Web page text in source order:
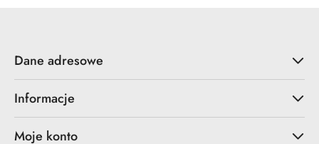
Dane adresowe
Informacje
Moje konto